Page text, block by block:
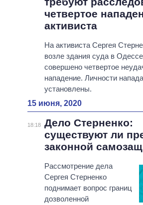
четвертое
активиста
На активиста Сергея
возле здания суда в
совершено четвертое
нападение. Личности
установлены.
15 июня, 2020
18:18 Дело Стерненко:
существуют ли
законной
Рассмотрение дела
Сергея Стерненко
поднимает вопрос границ
дозволенной